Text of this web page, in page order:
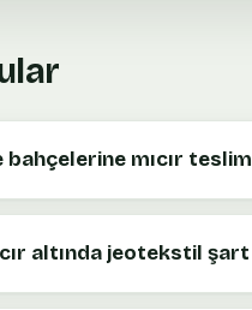
mıcır
altında jeotekstil şart